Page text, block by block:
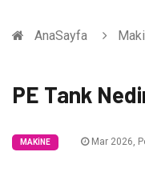
AnaSayfa
PE Tank
MAKINE Mar 2026,